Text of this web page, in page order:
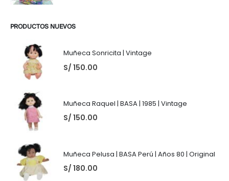
PRODUCTOS NUEVOS
Muñeca Sonricita | Vintage
S/ 150.00
Muñeca Raquel | BASA | 1985 | Vintage
S/ 150.00
Muñeca Pelusa | BASA Perú | Años 80 | Original
S/ 180.00